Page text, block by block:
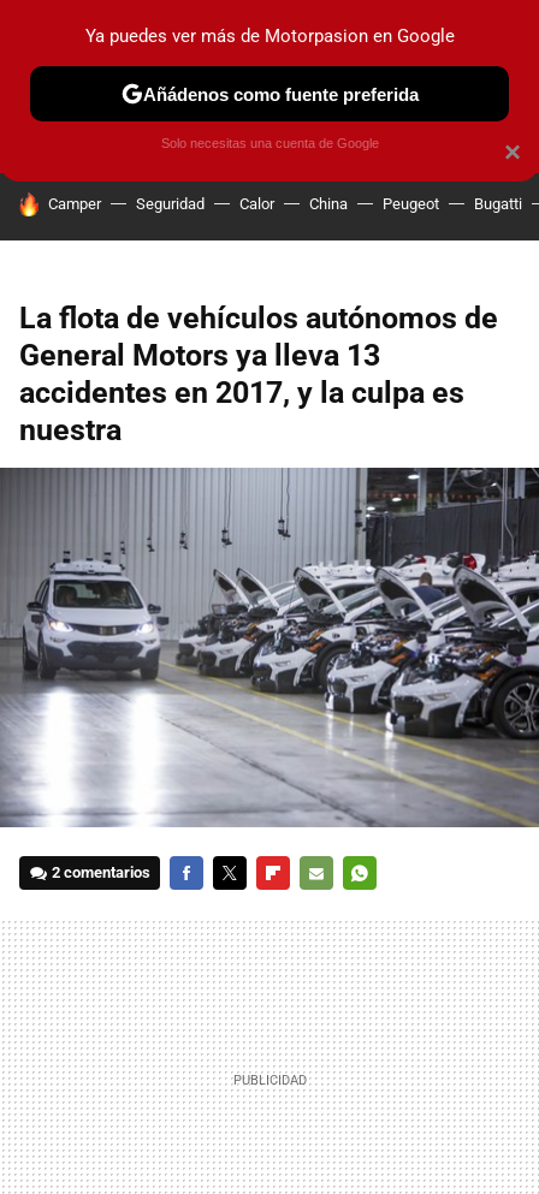
PRUEBAS COCHES ELÉCTRICOS OBSERVATORIO
HOY SE HABLA DE
Camper Seguridad Calor China Peugeot Bugatti
La flota de vehículos autónomos de
General Motors ya lleva 13
accidentes en 2017, y la culpa es
nuestra
2 comentarios
MAIL
×
Ya puedes ver más de Motorpasion en Google
Añádenos como fuente preferida
Solo necesitas una cuenta de Google